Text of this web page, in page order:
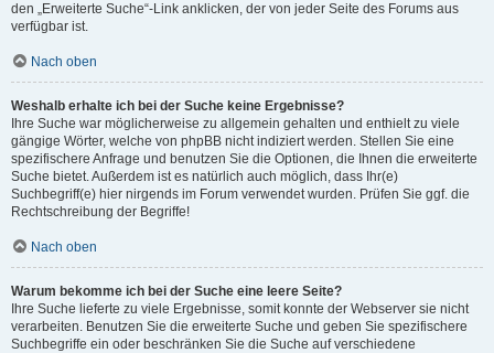
den „Erweiterte Suche“-Link anklicken, der von jeder Seite des Forums aus
verfügbar ist.
Nach oben
Weshalb erhalte ich bei der Suche keine Ergebnisse?
Ihre Suche war möglicherweise zu allgemein gehalten und enthielt zu viele
gängige Wörter, welche von phpBB nicht indiziert werden. Stellen Sie eine
spezifischere Anfrage und benutzen Sie die Optionen, die Ihnen die erweiterte
Suche bietet. Außerdem ist es natürlich auch möglich, dass Ihr(e)
Suchbegriff(e) hier nirgends im Forum verwendet wurden. Prüfen Sie ggf. die
Rechtschreibung der Begriffe!
Nach oben
Warum bekomme ich bei der Suche eine leere Seite?
Ihre Suche lieferte zu viele Ergebnisse, somit konnte der Webserver sie nicht
verarbeiten. Benutzen Sie die erweiterte Suche und geben Sie spezifischere
Suchbegriffe ein oder beschränken Sie die Suche auf verschiedene